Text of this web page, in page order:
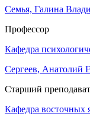
Семья, Галина
Профессор
Кафедра
Сергеев, Анатолий
Старший
Кафедра восточных